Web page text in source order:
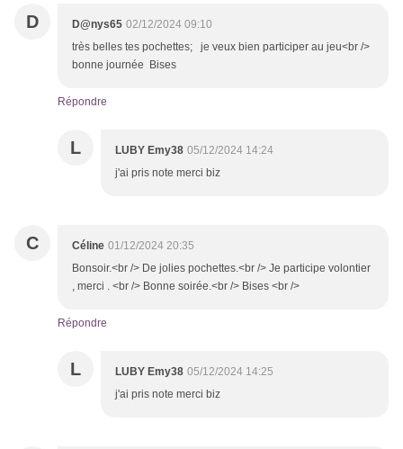
D D@nys65 02/12/2024 09:10
très belles tes pochettes; je veux bien participer au jeu<br />
bonne journée Bises
Répondre
L LUBY Emy38 05/12/2024 14:24
j'ai pris note merci biz
C Céline 01/12/2024 20:35
Bonsoir.<br /> De jolies pochettes.<br /> Je participe volontier
, merci . <br /> Bonne soirée.<br /> Bises <br />
Répondre
L LUBY Emy38 05/12/2024 14:25
j'ai pris note merci biz